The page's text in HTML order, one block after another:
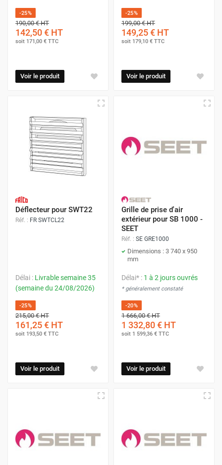
-25%
190,00 €HT
142,50 € HT
soit 171,00 € TTC
Voir le produit
-25%
199,00 €HT
149,25 € HT
soit 179,10 € TTC
Voir le produit
Déflecteur pour SWT22
Réf. : FR SWTCL22
Délai : Livrable semaine 35
(semaine du 24/08/2026)
-25%
215,00 €HT
161,25 € HT
soit 193,50 € TTC
Voir le produit
Grille de prise d'air
extérieur pour SB 1000 -
SEET
Réf. : SE GRE1000
Dimensions : 3 740 x 950
mm
Délai* : 1 à 2 jours ouvrés
* généralement constaté
-20%
1 666,00 €HT
1 332,80 € HT
soit 1 599,36 € TTC
Voir le produit